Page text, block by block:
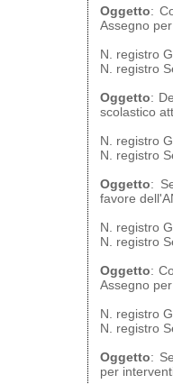
Oggetto:
Assegno
N. registro
N. registro
Oggetto:
scolastico
N. registro
N. registro
Oggetto:
favore
N. registro
N. registro
Oggetto:
Assegno
N. registro
N. registro
Oggetto:
per